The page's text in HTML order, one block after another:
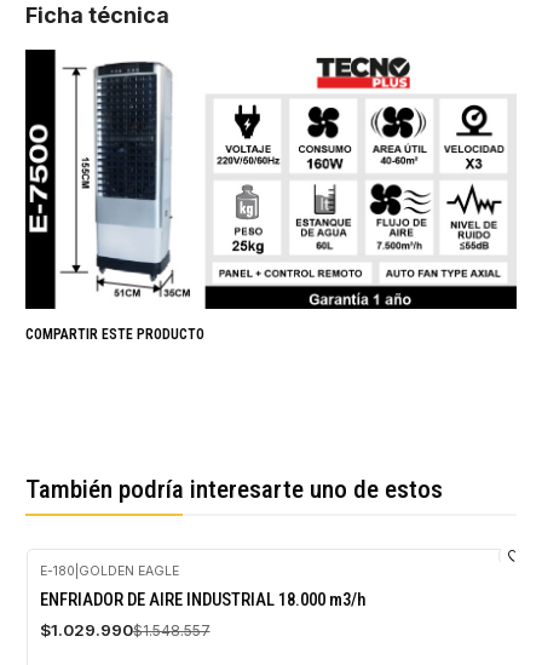
Ficha técnica
COMPARTIR ESTE PRODUCTO
También podría interesarte uno de estos
-33%
OFF
E-180 GOLDEN EAGLE
ENFRIADOR DE AIRE INDUSTRIAL 18.000 m3/h
$1.029.990$1.548.557